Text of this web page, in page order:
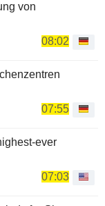
von
08:02
07:55
ever
07:03